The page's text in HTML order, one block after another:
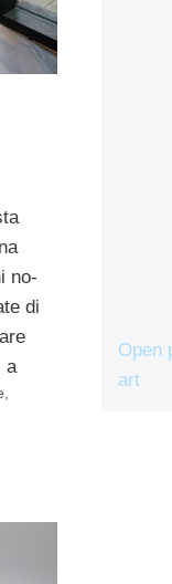
no-
di
a
Open
art